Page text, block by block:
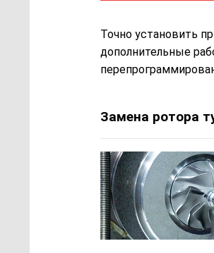
Точно установить
дополнительные
Замена ротора